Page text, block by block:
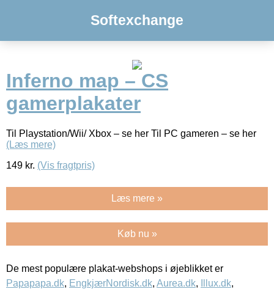
Softexchange
Inferno map – CS
gamerplakater
Til Playstation/Wii/ Xbox – se her Til PC gameren – se her
(Læs mere)
149 kr. (Vis fragtpris)
Læs mere »
Køb nu »
De mest populære plakat-webshops i øjeblikket er
Papapapa.dk, EngkjærNordisk.dk, Aurea.dk, Illux.dk,